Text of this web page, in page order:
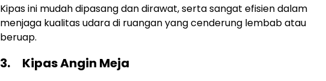
Kipas ini mudah dipasang dan dirawat, serta sangat efisien dalam
menjaga kualitas udara di ruangan yang cenderung lembab atau
beruap.
3. Kipas Angin Meja